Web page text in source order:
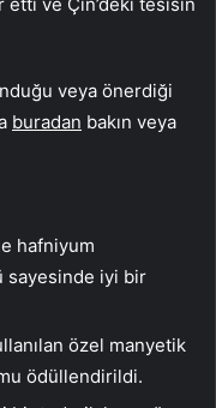
veya önerdiği
buradan bakın veya
hafniyum
sayesinde iyi bir
özel manyetik
ödüllendirildi.